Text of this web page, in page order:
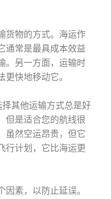
货物的方式。海运作
通常是最具成本效益
。另一方面，运输时
快地移动它。
其他运输方式总是好
但是适合您的航线很
虽然空运昂贵，但它
行计划，它比海运更
素，以防止延误。